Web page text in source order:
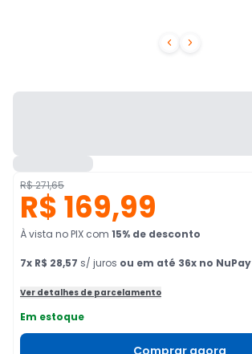
 
R$ 271,65
R$ 169,99
À vista no PIX com 15% de desconto
7x R$ 28,57 s/ juros ou em até 36x no NuPay
Ver detalhes de parcelamento
Em estoque
Comprar agora